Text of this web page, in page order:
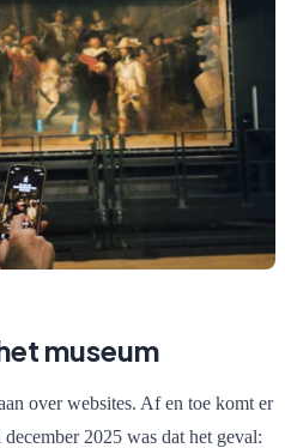
museum
over websites. Af en toe komt er
2025 was dat het geval: